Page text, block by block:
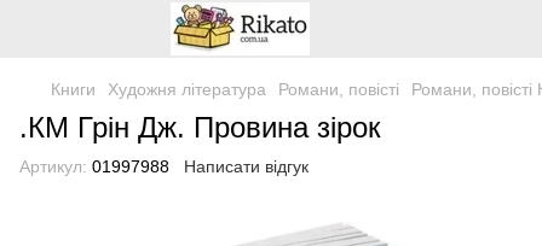
Книги Художня література Романи, повісті Романи,
.КМ Грін Дж. Провина зірок
Артикул: 01997988 Написати відгук